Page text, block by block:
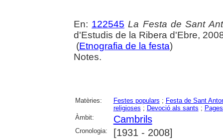
En: 122545 La Festa de Sant
d'Estudis de la Ribera d'Ebre,
(Etnografia de la festa)
Notes.
Matèries: Festes populars ; Festa de Sant
religioses ; Devoció als sants ;
Àmbit:
Cambrils
Cronologia: [1931 - 2008]